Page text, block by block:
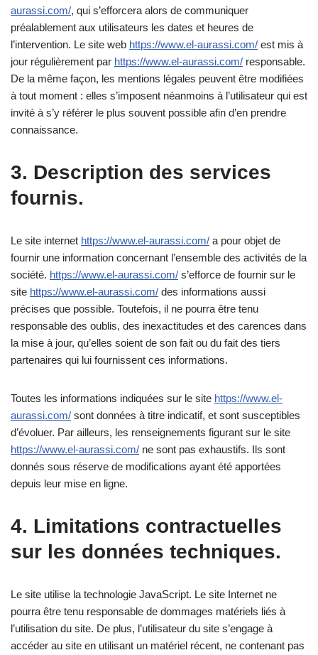
aurassi.com/, qui s’efforcera alors de communiquer
préalablement aux utilisateurs les dates et heures de
l’intervention. Le site web https://www.el-aurassi.com/ est mis à
jour régulièrement par https://www.el-aurassi.com/ responsable.
De la même façon, les mentions légales peuvent être modifiées
à tout moment : elles s’imposent néanmoins à l’utilisateur qui est
invité à s’y référer le plus souvent possible afin d’en prendre
connaissance.
3. Description des services
fournis.
Le site internet https://www.el-aurassi.com/ a pour objet de
fournir une information concernant l’ensemble des activités de la
société. https://www.el-aurassi.com/ s’efforce de fournir sur le
site https://www.el-aurassi.com/ des informations aussi
précises que possible. Toutefois, il ne pourra être tenu
responsable des oublis, des inexactitudes et des carences dans
la mise à jour, qu’elles soient de son fait ou du fait des tiers
partenaires qui lui fournissent ces informations.
Toutes les informations indiquées sur le site https://www.el-
aurassi.com/ sont données à titre indicatif, et sont susceptibles
d’évoluer. Par ailleurs, les renseignements figurant sur le site
https://www.el-aurassi.com/ ne sont pas exhaustifs. Ils sont
donnés sous réserve de modifications ayant été apportées
depuis leur mise en ligne.
4. Limitations contractuelles
sur les données techniques.
Le site utilise la technologie JavaScript. Le site Internet ne
pourra être tenu responsable de dommages matériels liés à
l’utilisation du site. De plus, l’utilisateur du site s’engage à
accéder au site en utilisant un matériel récent, ne contenant pas